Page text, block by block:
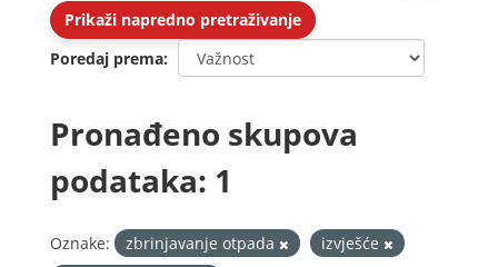
Prikaži napredno pretraživanje
Poredaj prema
Pronađeno skupova
podataka: 1
Oznake: zbrinjavanje otpada
izvješće